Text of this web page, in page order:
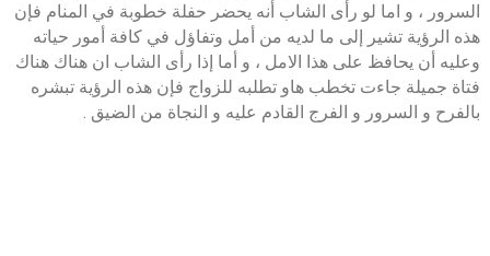
السرور ، و اما لو رأى الشاب أنه يحضر حفلة خطوبة في المنام فإن
هذه الرؤية تشير إلى ما لديه من أمل وتفاؤل في كافة أمور حياته
وعليه أن يحافظ على هذا الامل ، و أما إذا رأى الشاب ان هناك هناك
فتاة جميلة جاءت تخطب هاو تطلبه للزواج فإن هذه الرؤية تبشره
بالفرح و السرور و الفرج القادم عليه و النجاة من الضيق .